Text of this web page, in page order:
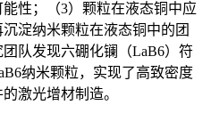
性；（3）颗粒在液态铜中应
淀纳米颗粒在液态铜中的团
队发现六硼化镧（LaB6）符
纳米颗粒，实现了高致密度
激光增材制造。